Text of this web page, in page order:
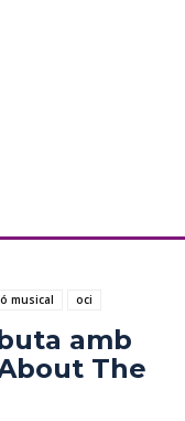
musical oci
amb
The